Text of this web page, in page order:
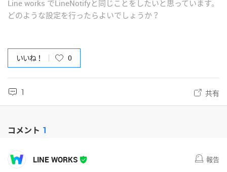
Line works でLineNotifyと同じことをしたいと思っています。
どのような設定を行ったらよいでしょうか？
いいね！ 0
1 共有
コメント 1
LINE WORKS 報告